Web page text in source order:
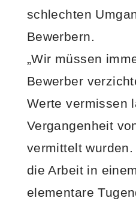
schlechten
Bewerbern.
„Wir müssen
Bewerber
Werte vermissen
Vergangenheit
vermittelt
die Arbeit in
elementare